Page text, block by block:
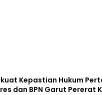
Kepastian Hukum
dan BPN Garut Pererat